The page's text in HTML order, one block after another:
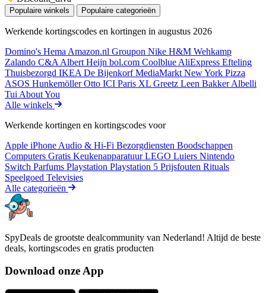
Populaire winkels Populaire categorieën
Werkende kortingscodes en kortingen in augustus 2026
Domino's Hema Amazon.nl Groupon Nike H&M Wehkamp
Zalando C&A Albert Heijn bol.com Coolblue AliExpress Efteling
Thuisbezorgd IKEA De BijenkorfMediaMarkt New York Pizza
ASOS HunkemöllerOtto ICI Paris XL Greetz Leen BakkerAlbelli
Tui About You
Alle winkels
Werkende kortingen en kortingscodes voor
Apple iPhone Audio & Hi-Fi Bezorgdiensten Boodschappen
Computers Gratis KeukenapparatuurLEGO Luiers Nintendo
Switch Parfums Playstation Playstation 5 Prijsfouten Rituals
Speelgoed Televisies
Alle categorieën
SpyDeals de grootste dealcommunity van Nederland! Altijd de beste
deals, kortingscodes en gratis producten
Download onze App